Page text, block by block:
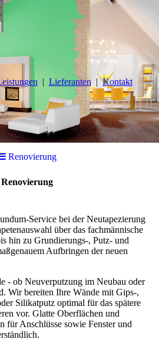
Lieferanten Kontakt
Renovierung
Renovierung
Service bei der Neutapezierung
über das fachmännische
hin zu Grundierungs-, Putz- und
Aufbringen der neuen
- ob Neuverputzung im Neubau oder
Wir bereiten Ihre Wände mit Gips-,
Silikatputz optimal für das spätere
vor. Glatte Oberflächen und
für Anschlüsse sowie Fenster und